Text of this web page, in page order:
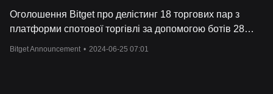
Оголошення Bitget про делістинг 18 торгових пар з
платформи спотової торгівлі за допомогою ботів 28
Bitget Announcement • 2024-06-25 07:01